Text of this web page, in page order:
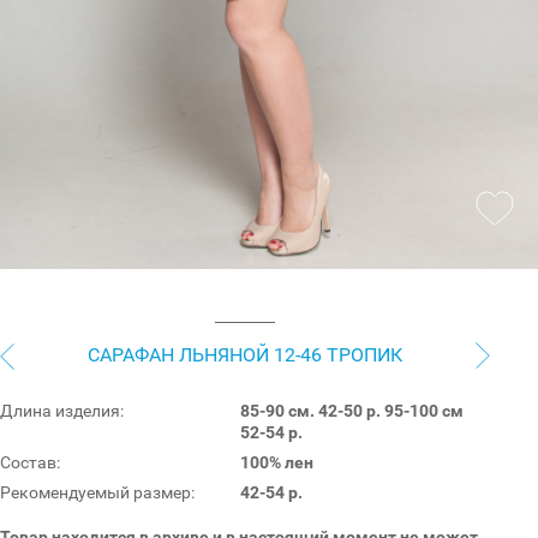
САРАФАН ЛЬНЯНОЙ 12-46 ТРОПИК
Длина изделия:
85-90 см. 42-50 р. 95-100 см
52-54 р.
Состав:
100% лен
Рекомендуемый размер:
42-54 р.